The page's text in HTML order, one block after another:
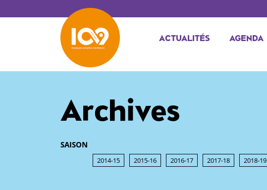
ACTUALITÉS AGENDA
Archives
SAISON
2014-15 2015-16 2016-17 2017-18 2018-19